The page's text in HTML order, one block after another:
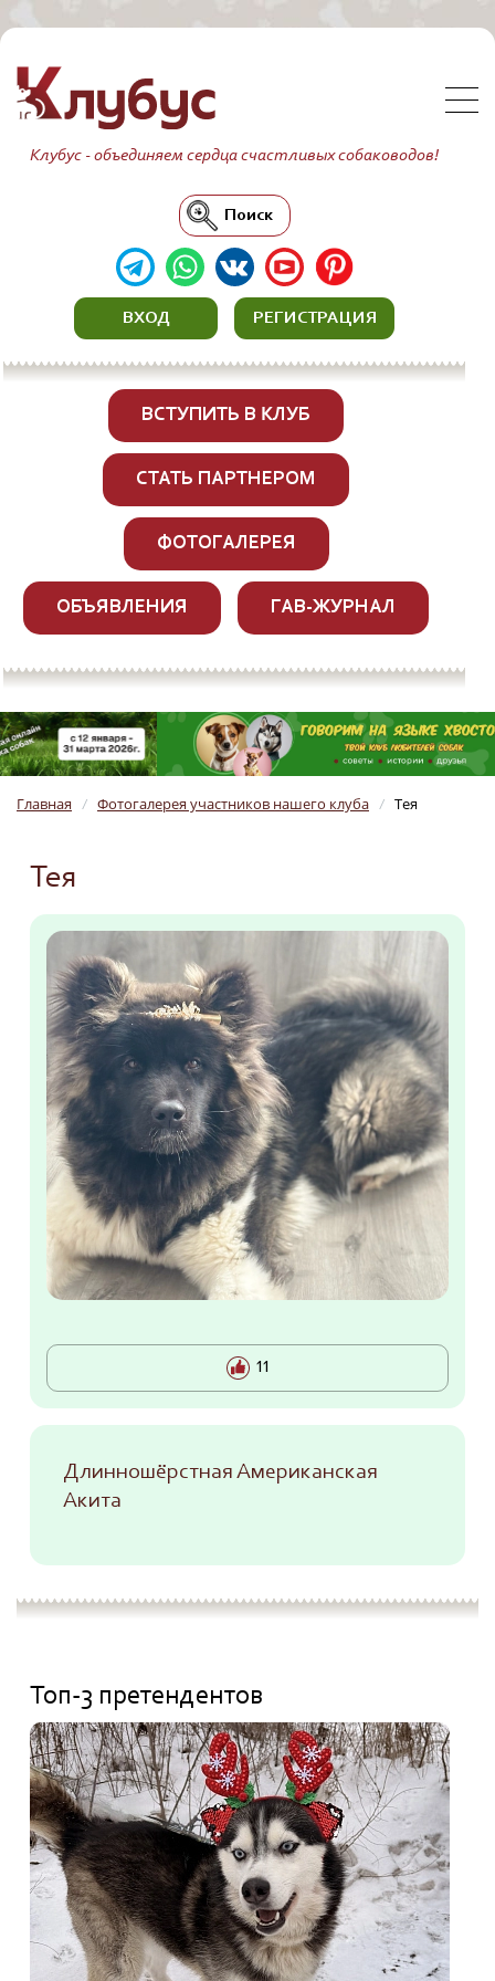
Клубус - объединяем сердца счастливых собаководов!
Поиск
ВХОД РЕГИСТРАЦИЯ
ВСТУПИТЬ В КЛУБ
СТАТЬ ПАРТНЕРОМ
ФОТОГАЛЕРЕЯ
ОБЪЯВЛЕНИЯ ГАВ-ЖУРНАЛ
Главная / Фотогалерея участников нашего клуба / Тея
Тея
11
Длинношёрстная Американская
Акита
Топ-3 претендентов